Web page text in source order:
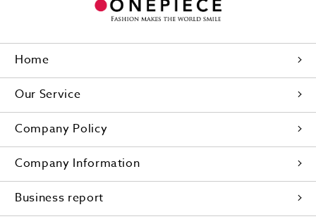
Home
Our Service
Company Policy
Company Information
Business report